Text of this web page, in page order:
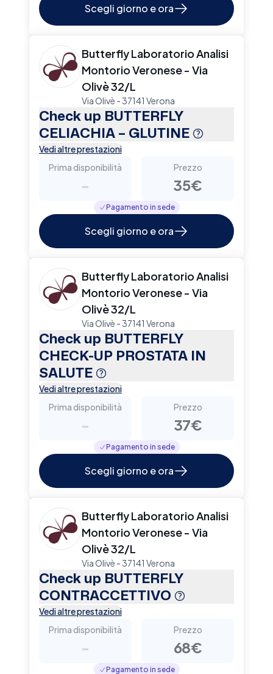
Scegli giorno e ora
Butterfly Laboratorio Analisi
Montorio Veronese - Via
Olivè 32/L
Via Olivè - 37141 Verona
Check up BUTTERFLY
CELIACHIA – GLUTINE
Vedi altre prestazioni
Prima disponibilità
-
Prezzo
35€
Pagamento in sede
Scegli giorno e ora
Butterfly Laboratorio Analisi
Montorio Veronese - Via
Olivè 32/L
Via Olivè - 37141 Verona
Check up BUTTERFLY
CHECK-UP PROSTATA IN
SALUTE
Vedi altre prestazioni
Prima disponibilità
-
Prezzo
37€
Pagamento in sede
Scegli giorno e ora
Butterfly Laboratorio Analisi
Montorio Veronese - Via
Olivè 32/L
Via Olivè - 37141 Verona
Check up BUTTERFLY
CONTRACCETTIVO
Vedi altre prestazioni
Prima disponibilità
-
Prezzo
68€
Pagamento in sede